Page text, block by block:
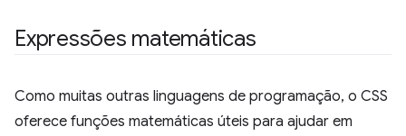
Expressões matemáticas
Como muitas outras linguagens de programação, o CSS
oferece funções matemáticas úteis para ajudar em